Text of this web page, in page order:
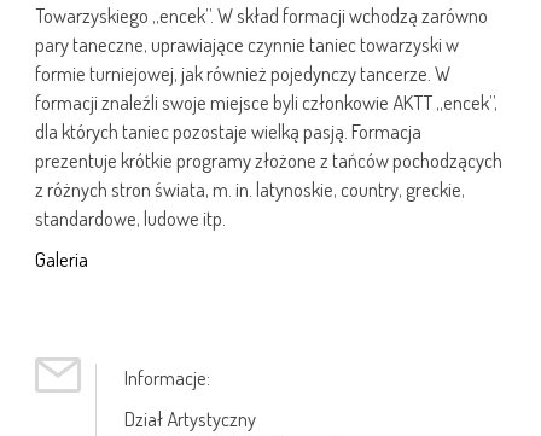
Towarzyskiego „encek”. W skład formacji wchodzą zarówno
pary taneczne, uprawiające czynnie taniec towarzyski w
formie turniejowej, jak również pojedynczy tancerze. W
formacji znaleźli swoje miejsce byli członkowie AKTT „encek”,
dla których taniec pozostaje wielką pasją. Formacja
prezentuje krótkie programy złożone z tańców pochodzących
z różnych stron świata, m. in. latynoskie, country, greckie,
standardowe, ludowe itp.
Galeria
Informacje:
Dział Artystyczny